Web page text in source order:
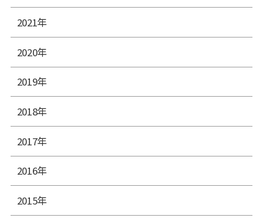
2021年
2020年
2019年
2018年
2017年
2016年
2015年